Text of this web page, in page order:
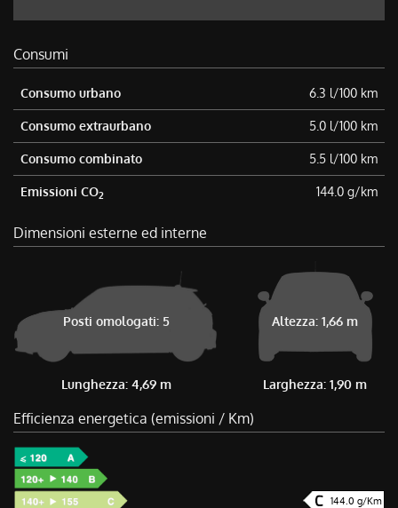
Consumi
Consumo urbano 6.3 l/100 km
Consumo extraurbano 5.0 l/100 km
Consumo combinato 5.5 l/100 km
Emissioni CO2 144.0 g/km
Dimensioni esterne ed interne
Posti omologati: 5
Lunghezza: 4,69 m
Altezza: 1,66 m
Larghezza: 1,90 m
Efficienza energetica (emissioni / Km)
144.0 g/Km